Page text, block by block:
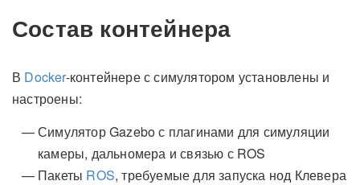
Состав контейнера
В Docker-контейнере с симулятором установлены и
настроены:
Симулятор Gazebo с плагинами для симуляции
камеры, дальномера и связью с ROS
Пакеты ROS, требуемые для запуска нод Клевера